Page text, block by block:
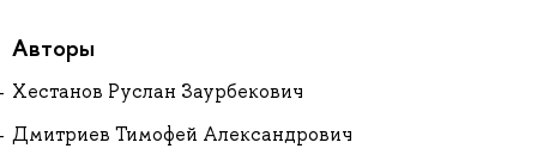
Авторы
Хестанов Руслан Заурбекович
Дмитриев Тимофей Александрович